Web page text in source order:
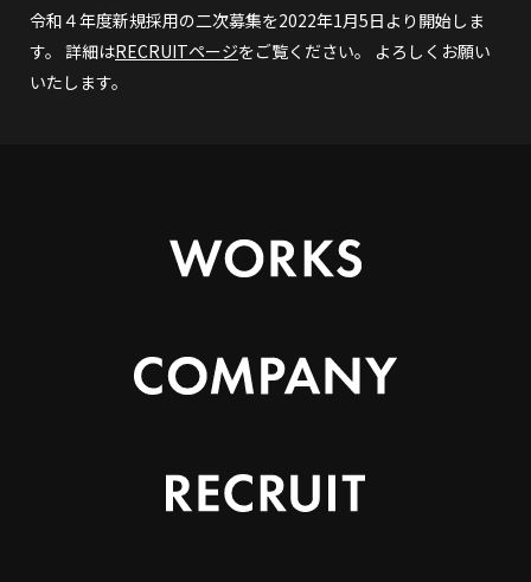
令和４年度新規採用の二次募集を2022年1月5日より開始しま
す。 詳細はRECRUITページをご覧ください。 よろしくお願い
いたします。